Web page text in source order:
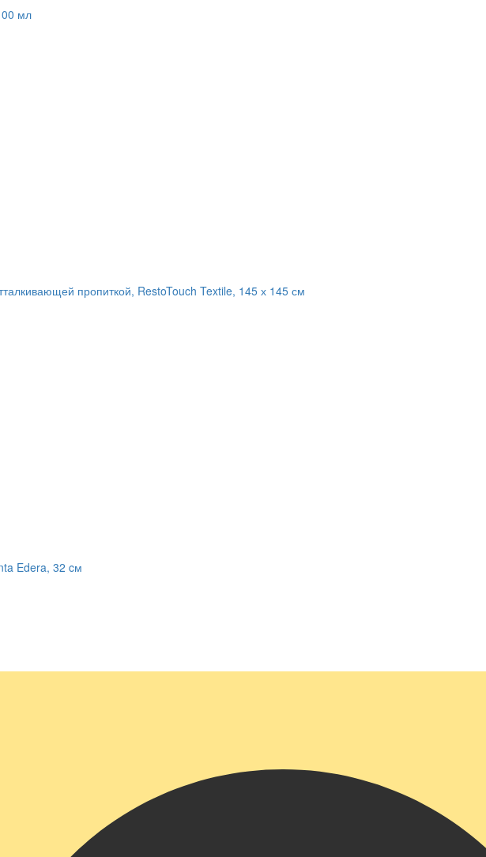
мл
пропиткой, RestoTouch Textile, 145 х 145 см
Edera, 32 cм